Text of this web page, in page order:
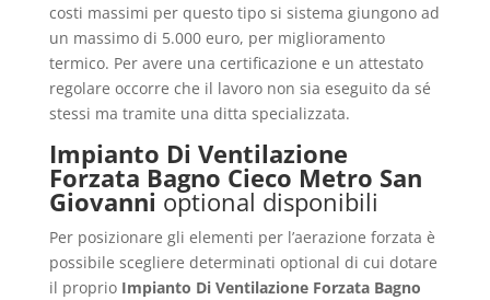
costi massimi per questo tipo si sistema giungono ad
un massimo di 5.000 euro, per miglioramento
termico. Per avere una certificazione e un attestato
regolare occorre che il lavoro non sia eseguito da sé
stessi ma tramite una ditta specializzata.
Impianto Di Ventilazione
Forzata Bagno Cieco Metro San
Giovanni optional disponibili
Per posizionare gli elementi per l’aerazione forzata è
possibile scegliere determinati optional di cui dotare
il proprio Impianto Di Ventilazione Forzata Bagno